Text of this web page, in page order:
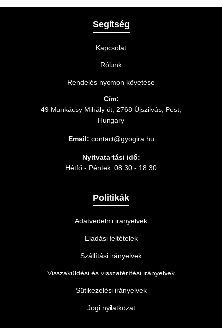
legmegfelelőbb szállítási módot.
Segítség
Kapcsolat
Rólunk
Rendelés nyomon követése
Cím:
49 Munkácsy Mihály út, 2768 Újszilvás, Pest,
Hungary
Email: contact@gyogira.hu
Nyitvatartási idő:
Hétfő - Péntek: 08:30 - 18:30
Politikák
Adatvédelmi irányelvek
Eladási feltételek
Szállítási irányelvek
Visszaküldési és visszatérítési irányelvek
Sütikezelési irányelvek
Jogi nyilatkozat